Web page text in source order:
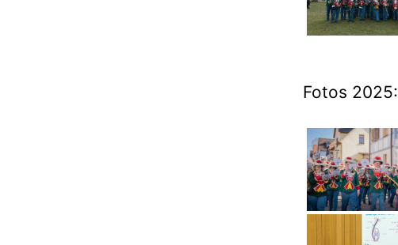
Fotos 2025: